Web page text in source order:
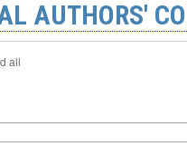
AUTHORS'
all